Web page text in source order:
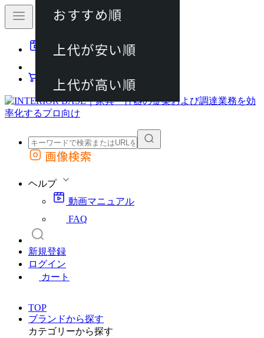
動画マニュアル
カート
外部サイトの商品をカートに追加
画像検索
ヘルプ
動画マニュアル
FAQ
新規登録
ログイン
カート
TOP
ブランドから探す
カテゴリーから探す
おすすめ順
上代が安い順
上代が高い順